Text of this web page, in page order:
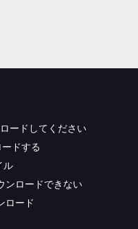
ードしてください
ドする
ル
ンロードできない
ロード